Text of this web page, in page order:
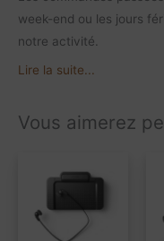
week-end ou les jours
notre activité.
Lire la suite...
Vous aimerez